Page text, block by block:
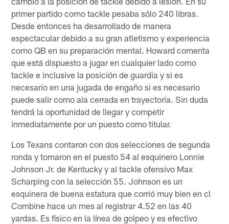
primer partido como tackle pesaba sólo 240 libras.
Desde entonces ha desarrollado de manera
espectacular debido a su gran atletismo y experiencia
como QB en su preparación mental. Howard comenta
que está dispuesto a jugar en cualquier lado como
tackle e inclusive la posición de guardia y si es
necesario en una jugada de engaño si es necesario
puede salir como ala cerrada en trayectoria. Sin duda
tendrá la oportunidad de llegar y competir
inmediatamente por un puesto como titular.
Los Texans contaron con dos selecciones de segunda
ronda y tomaron en el puesto 54 al esquinero Lonnie
Johnson Jr. de Kentucky y al tackle ofensivo Max
Scharping con la selección 55. Johnson es un
esquinera de buena estatura que corrió muy bien en cl
Combine hace un mes al registrar 4.52 en las 40
yardas. Es físico en la línea de golpeo y es efectivo